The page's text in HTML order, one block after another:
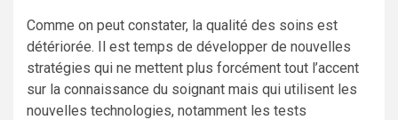
Comme on peut constater, la qualité des soins est
détériorée. Il est temps de développer de nouvelles
stratégies qui ne mettent plus forcément tout l’accent
sur la connaissance du soignant mais qui utilisent les
nouvelles technologies, notamment les tests